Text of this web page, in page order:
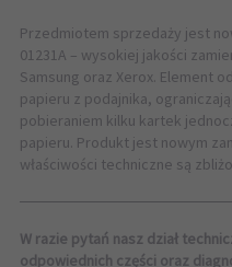
Przedmiotem sprzedaży jest
01231A – wysokiej jakości
Samsung oraz Xerox. Element
papieru z podajnika,
pobieraniem kilku kartek
papieru. Produkt jest nowym
właściwości techniczne są
W razie pytań nasz dział
odpowiednich części oraz